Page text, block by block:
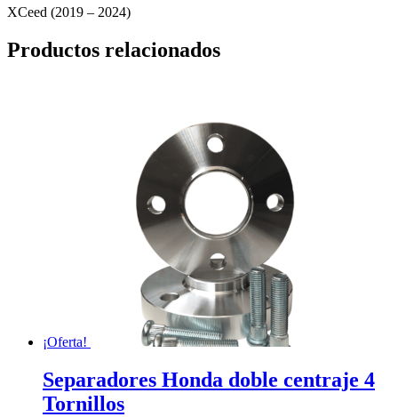
XCeed (2019 – 2024)
Productos relacionados
¡Oferta!
Separadores Honda doble centraje 4
Tornillos